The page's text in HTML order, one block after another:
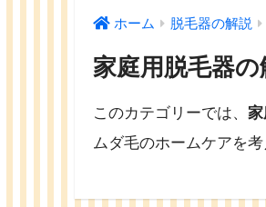
ホーム 脱毛器の解説
家庭用脱毛器の
このカテゴリーでは、
ムダ毛のホームケアを